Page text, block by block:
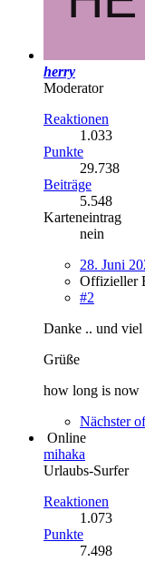
herry
Moderator
Reaktionen
1.033
Punkte
29.738
Beiträge
5.548
Karteneintrag
nein
28. Juni
Offizieller
#2
Danke .. und
Grüße
how long is now
Nächster
Online
mihaka
Urlaubs-Surfer
Reaktionen
1.073
Punkte
7.498